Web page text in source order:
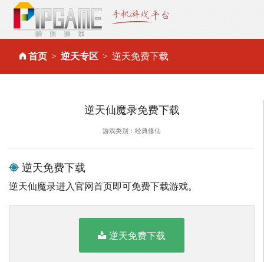
首页 逆天专区 逆天免费下载
逆天仙魔录免费下载
游戏类别：经典修仙
逆天免费下载
逆天仙魔录进入官网首页即可免费下载游戏。
逆天免费下载